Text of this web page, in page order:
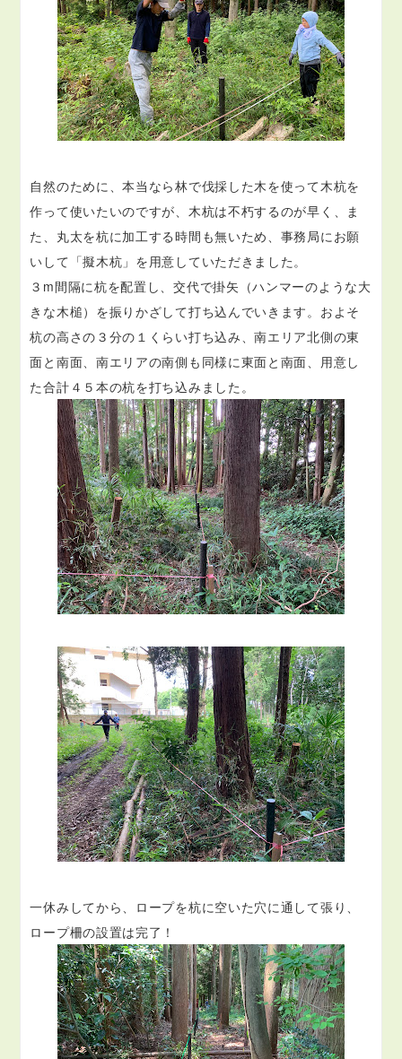
自然のために、本当なら林で伐採した木を使って木杭を
作って使いたいのですが、木杭は不朽するのが早く、ま
た、丸太を杭に加工する時間も無いため、事務局にお願
いして「擬木杭」を用意していただきました。
３m間隔に杭を配置し、交代で掛矢（ハンマーのような大
きな木槌）を振りかざして打ち込んでいきます。およそ
杭の高さの３分の１くらい打ち込み、南エリア北側の東
面と南面、南エリアの南側も同様に東面と南面、用意し
た合計４５本の杭を打ち込みました。
一休みしてから、ロープを杭に空いた穴に通して張り、
ロープ柵の設置は完了！